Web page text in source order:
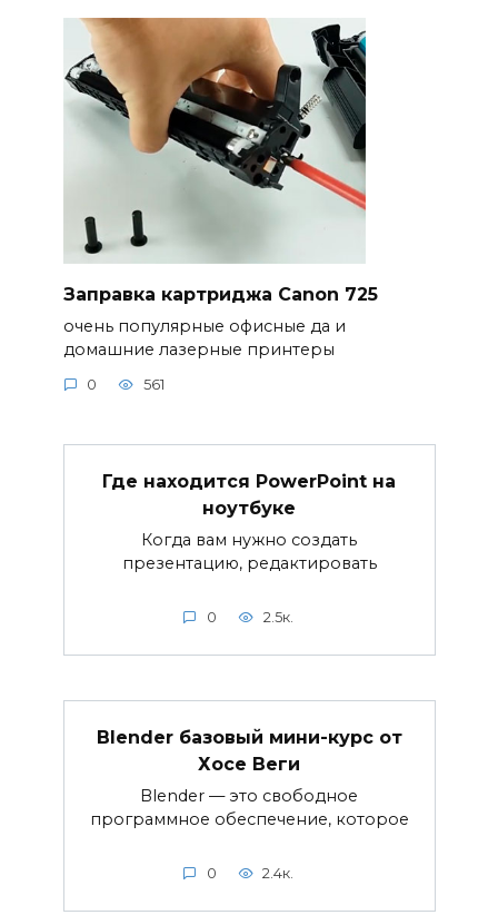
Заправка картриджа Canon 725
очень популярные офисные да и
домашние лазерные принтеры
0 561
Где находится PowerPoint на
ноутбуке
Когда вам нужно создать
презентацию, редактировать
0 2.5к.
Blender базовый мини-курс от
Хосе Веги
Blender — это свободное
программное обеспечение, которое
0 2.4к.